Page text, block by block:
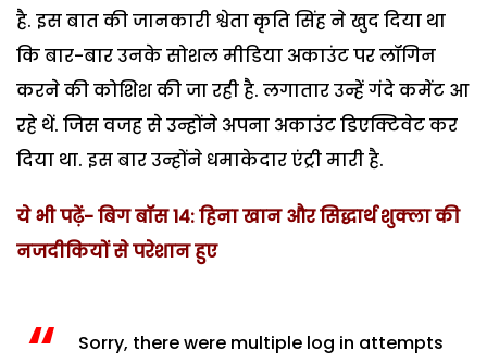
है. इस बात की जानकारी श्वेता कृति सिंह ने खुद दिया था
कि बार-बार उनके सोशल मीडिया अकाउंट पर लॉगिन
करने की कोशिश की जा रही है. लगातार उन्हें गंदे कमेंट आ
रहे थें. जिस वजह से उन्होंने अपना अकाउंट डिएक्टिवेट कर
दिया था. इस बार उन्होंने धमाकेदार एंट्री मारी है.
ये भी पढ़ें- बिग बॉस 14: हिना खान और सिद्धार्थ शुक्ला की
नजदीकियों से परेशान हुए
Sorry, there were multiple log in attempts